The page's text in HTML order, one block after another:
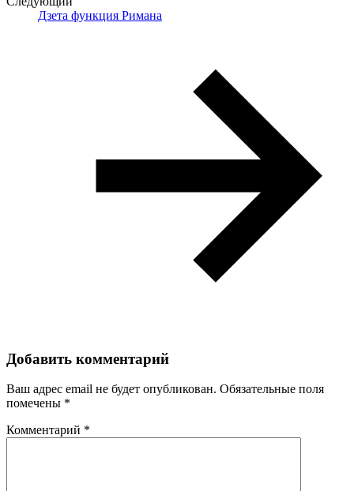
Дзета функция Римана
Добавить комментарий
Ваш адрес email не будет опубликован. Обязательные поля
помечены *
Комментарий *